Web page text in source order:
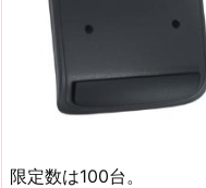
限定数は100台。